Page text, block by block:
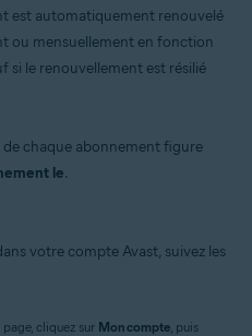
est automatiquement renouvelé
ou mensuellement en fonction
si le renouvellement est résilié
chaque abonnement figure
le.
votre compte Avast, suivez les
cliquez sur Mon compte, puis